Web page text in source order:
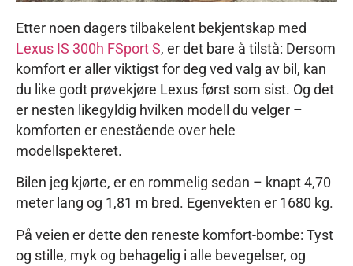
Etter noen dagers tilbakelent bekjentskap med
Lexus IS 300h FSport S, er det bare å tilstå: Dersom
komfort er aller viktigst for deg ved valg av bil, kan
du like godt prøvekjøre Lexus først som sist. Og det
er nesten likegyldig hvilken modell du velger –
komforten er enestående over hele
modellspekteret.
Bilen jeg kjørte, er en rommelig sedan – knapt 4,70
meter lang og 1,81 m bred. Egenvekten er 1680 kg.
På veien er dette den reneste komfort-bombe: Tyst
og stille, myk og behagelig i alle bevegelser, og